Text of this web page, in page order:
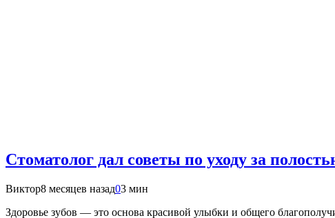
Стоматолог дал советы по уходу за
Виктор8 месяцев назад03 мин
Здоровье зубов — это основа красивой улыбки и общего